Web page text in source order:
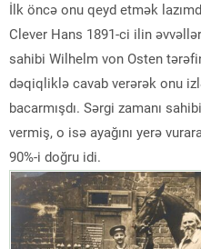
İlk öncə onu qeyd etmək
Clever Hans 1891-ci ilin
sahibi Wilhelm von Osten
dəqiqliklə cavab verərək onu
bacarmışdı. Sərgi zamanı
vermiş, o isə ayağını yerə
90%-i doğru idi.